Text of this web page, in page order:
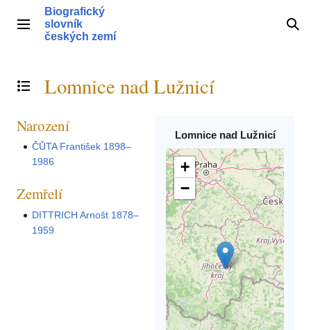
obsahHlavní menu
Biografický
slovník
českých zemí
Přepnout obsah
Lomnice nad Lužnicí
Lomnice nad Lužnicí
+
−
Narození
ČŮTA František 1898–
1986
Zemřelí
DITTRICH Arnošt 1878–
1959